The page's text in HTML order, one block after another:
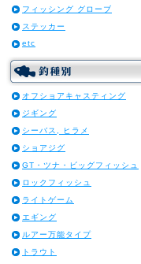
フィッシング グローブ
ステッカー
etc
オフショアキャスティング
ジギング
シーバス, ヒラメ
ショアジグ
GT・ツナ・ビッグフィッシュ
ロックフィッシュ
ライトゲーム
エギング
ルアー万能タイプ
トラウト